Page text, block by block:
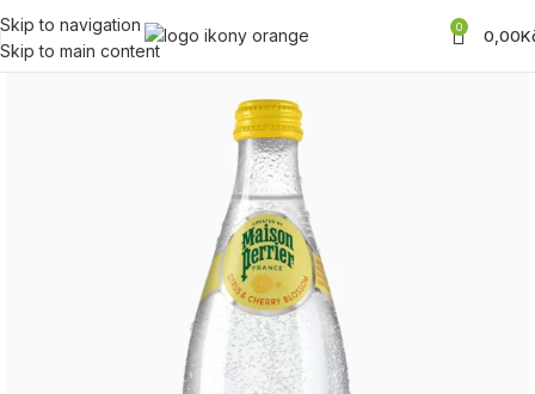
Skip to navigation
Skip to main content
0 0,00